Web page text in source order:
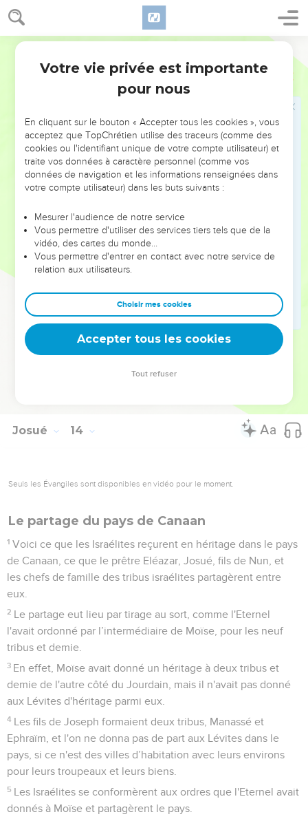
Josué 13
Mitspé et Bethonim, depuis Mahanaïm jusqu'à la frontière de
Debir,
et, dans la vallée, il comprenait Beth-Haram, Beth-Nimra,
Succoth et Tsaphon, c’est-à-dire ce qui restait du royaume
de Sihon, le roi de Hesbon. Il avait le Jourdain pour frontière
jusqu'à l'extrémité du lac de Génésareth ; il se trouvait de
Voilà quel fut l'héritage des clans des Gadites, avec les
villes et leurs villages.
Moïse avait donné une part à la demi-tribu de Manassé,
aux clans des Manassites.
Basan, tout le royaume d'Og, roi du Basan, et tous les bourgs
de Jaïr en Basan, au nombre de 60.
La moitié de Galaad ainsi qu’Ashtaroth et Edréï, les villes
du royaume d'Og en Basan, furent attribuées aux
descendants de Makir, le fils de Manassé. Elles furent
attribuées à la moitié des clans des descendants de Makir.
Telles sont les parts que fit Moïse, lorsqu'il se trouvait dans
les plaines de Moab à l’est du Jourdain, vis-à-vis de Jéricho.
Moïse ne donna pas d'héritage à la tribu de Lévi. L'Eternel,
Josué 14
Seuls les Évangiles sont disponibles en vidéo pour le moment.
Le partage du pays de Canaan
1 Voici ce que les Israélites reçurent en héritage dans le pays
de Canaan, ce que le prêtre Eléazar, Josué, fils de Nun, et
les chefs de famille des tribus israélites partagèrent entre
eux.
2 Le partage eut lieu par tirage au sort, comme l'Eternel
l'avait ordonné par l’intermédiaire de Moïse, pour les neuf
tribus et demie.
3 En effet, Moïse avait donné un héritage à deux tribus et
demie de l'autre côté du Jourdain, mais il n'avait pas donné
aux Lévites d'héritage parmi eux.
4 Les fils de Joseph formaient deux tribus, Manassé et
Ephraïm, et l'on ne donna pas de part aux Lévites dans le
pays, si ce n'est des villes d’habitation avec leurs environs
pour leurs troupeaux et leurs biens.
5 Les Israélites se conformèrent aux ordres que l'Eternel avait
donnés à Moïse et partagèrent le pays.
Votre vie privée est importante
pour nous
En cliquant sur le bouton « Accepter tous les cookies », vous
acceptez que TopChrétien utilise des traceurs (comme des
cookies ou l'identifiant unique de votre compte utilisateur) et
traite vos données à caractère personnel (comme vos
données de navigation et les informations renseignées dans
votre compte utilisateur) dans les buts suivants :
Mesurer l'audience de notre service
Vous permettre d'utiliser des services tiers tels que de la
vidéo, des cartes du monde…
Vous permettre d'entrer en contact avec notre service de
relation aux utilisateurs.
Choisir mes cookies
Accepter tous les cookies
Tout refuser